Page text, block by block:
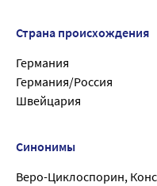
Страна происхождения
Германия
Германия/Россия
Швейцария
Синонимы
Веро-Циклоспорин,